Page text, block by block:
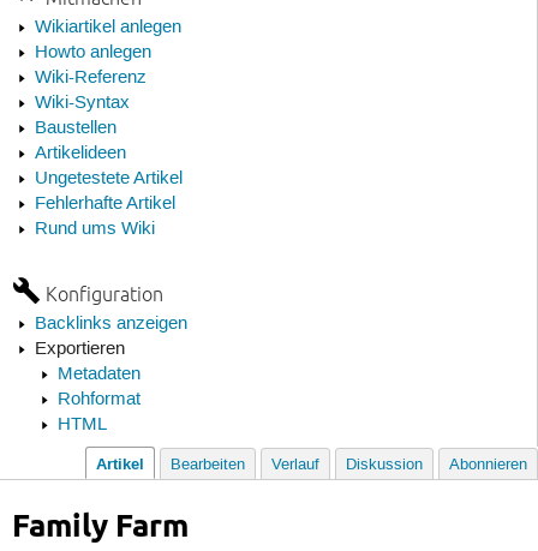
Wikiartikel anlegen
Howto anlegen
Wiki-Referenz
Wiki-Syntax
Baustellen
Artikelideen
Ungetestete Artikel
Fehlerhafte Artikel
Rund ums Wiki
Konfiguration
Backlinks anzeigen
Exportieren
Metadaten
Rohformat
HTML
Artikel Bearbeiten Verlauf Diskussion Abonnieren
Family Farm